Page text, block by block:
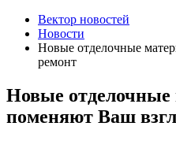
Вектор новостей
Новости
Новые отделочные
ремонт
Новые отделочные
поменяют Ваш